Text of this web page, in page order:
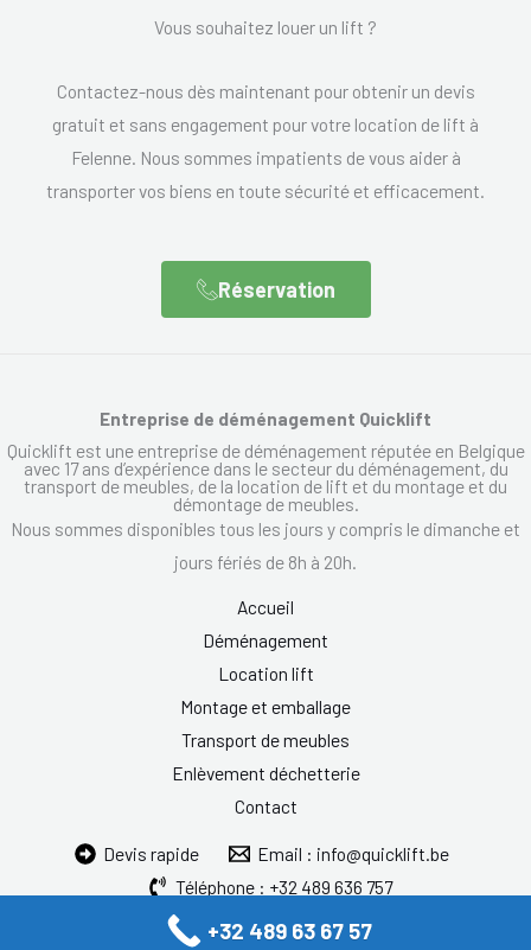
Vous souhaitez louer un lift ?
Contactez-nous dès maintenant pour obtenir un devis
gratuit et sans engagement pour votre location de lift à
Felenne. Nous sommes impatients de vous aider à
transporter vos biens en toute sécurité et efficacement.
Réservation
Entreprise de déménagement Quicklift
Quicklift est une entreprise de déménagement réputée en Belgique
avec 17 ans d’expérience dans le secteur du déménagement, du
transport de meubles, de la location de lift et du montage et du
démontage de meubles.
Nous sommes disponibles tous les jours y compris le dimanche et
jours fériés de 8h à 20h.
Accueil
Déménagement
Location lift
Montage et emballage
Transport de meubles
Enlèvement déchetterie
Contact
Devis rapide
Email : info@quicklift.be
Téléphone : +32 489 636 757
+32 489 63 67 57